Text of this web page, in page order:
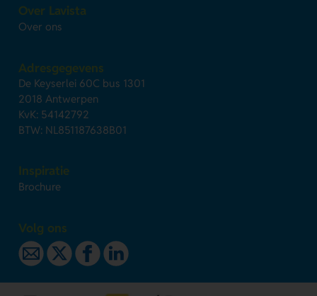
Over Lavista
Over ons
Adresgegevens
De Keyserlei 60C bus 1301
2018 Antwerpen
KvK: 54142792
BTW: NL851187638B01
Inspiratie
Brochure
Volg ons